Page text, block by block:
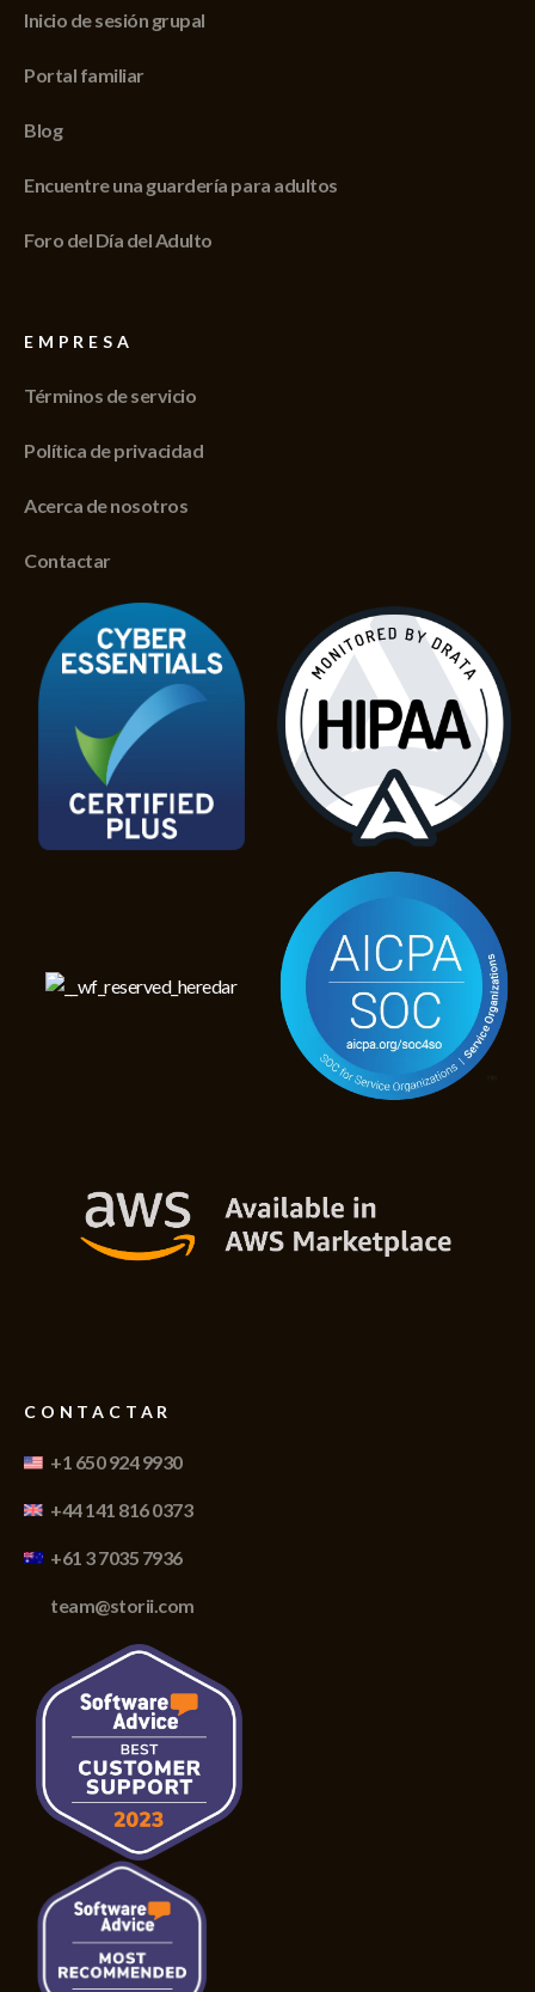
Inicio de sesión grupal
Portal familiar
Blog
Encuentre una guardería para adultos
Foro del Día del Adulto
EMPRESA
Términos de servicio
Política de privacidad
Acerca de nosotros
Contactar
CONTACTAR
+1 650 924 9930
+44 141 816 0373
+61 3 7035 7936
team@storii.com